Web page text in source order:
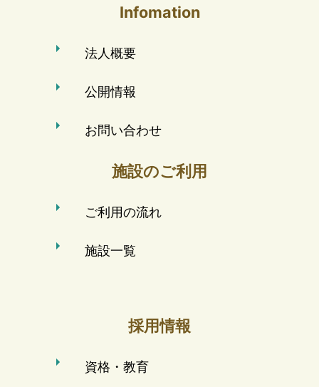
Infomation
法人概要
公開情報
お問い合わせ
施設のご利用
ご利用の流れ
施設一覧
採用情報
資格・教育